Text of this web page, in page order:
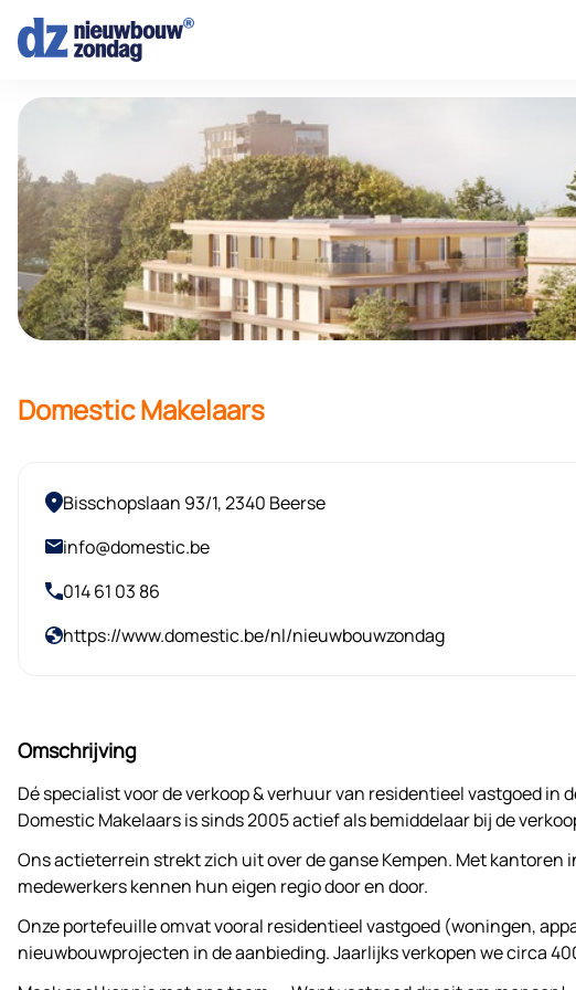
Domestic Makelaars
Bisschopslaan 93/1, 2340 Beerse
info@domestic.be
014 61 03 86
https://www.domestic.be/nl/nieuwbouwzondag
Omschrijving
Dé specialist voor de verkoop & verhuur van residentieel vastgoed in
Domestic Makelaars is sinds 2005 actief als bemiddelaar bij de
Ons actieterrein strekt zich uit over de ganse Kempen. Met kantoren
medewerkers kennen hun eigen regio door en door.
Onze portefeuille omvat vooral residentieel vastgoed (woningen,
nieuwbouwprojecten in de aanbieding. Jaarlijks verkopen we circa